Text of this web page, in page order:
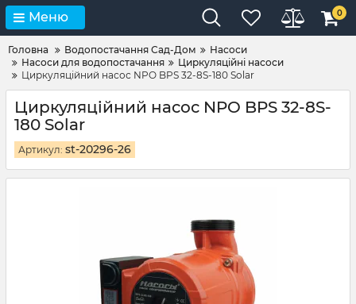
Меню 0
Головна Водопостачання Сад-Дом
Насоси
Насоси для водопостачання
Циркуляційні насоси
Циркуляційний насос NPO BPS 32-8S-180 Solar
Циркуляційний насос NPO BPS 32-8S-
180 Solar
Артикул: st-20296-26